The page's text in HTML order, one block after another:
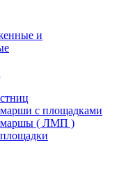
и
с площадками
маршы ( ЛМП )